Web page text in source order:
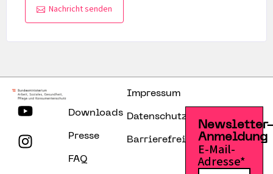
Nachricht senden
Downloads
Presse
FAQ
Impressum
Datenschutzerklärung
Barrierefreiheitserklärung
Anmeldung
E-Mail-
Adresse*